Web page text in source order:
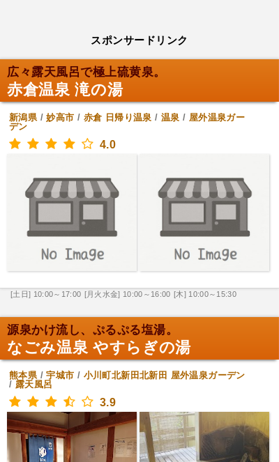
スポンサードリンク
広々露天風呂で極上硫黄泉。
赤倉温泉 滝の湯
新潟県/妙高市 / 赤倉 日帰り温泉 / 温泉 / 屋外温泉ガー
デン
4.0
[土日] 10:00～17:00 [月火水金] 10:00～16:00 [木] 10:00～15:30
源泉かけ流し、ぷるぷる塩湯。
なごみ温泉 やすらぎの湯
熊本県/宇城市 / 小川町北新田北新田 屋外温泉ガーデン
/ 露天風呂
3.9